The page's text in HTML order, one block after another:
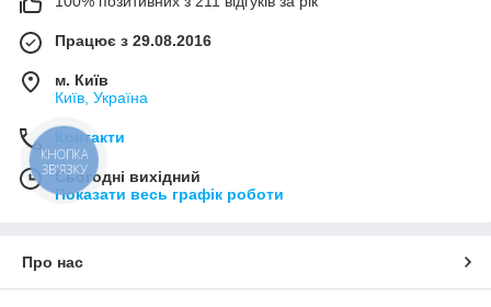
Працює з 29.08.2016
м. Київ
Київ, Україна
Контакти
Сьогодні вихідний
Показати весь графік роботи
Про нас
КНОПКА
ЗВ'ЯЗКУ